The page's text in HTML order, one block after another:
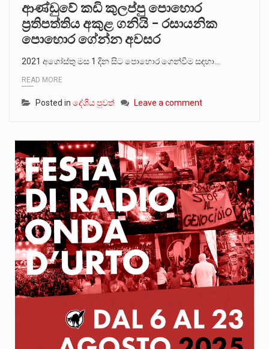
ආණ්ඩුවේ කඩි කුලප්පු පොහොර
ප්‍රතිපත්තිය අකුළ ගනියි – රසායනික
පොහොර ගේන්න අවසර
2021 අගෝස්තු මස 1 දින සිට පොහොර ගෙන්වීම සඳහා…
READ MORE
Posted in දේශීය පුවත් Leave a comment